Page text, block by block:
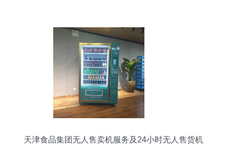
天津食品集团无人售卖机服务及24小时无人售货机